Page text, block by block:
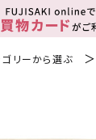
リーから選ぶ ＞